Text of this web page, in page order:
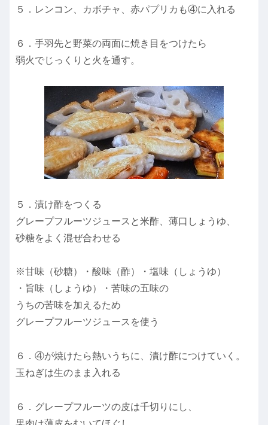
５．レンコン、カボチャ、赤パプリカも④に入れる
６．手羽先と野菜の両面に焼き目をつけたら
弱火でじっくりと火を通す。
５．漬け酢をつくる
グレープフルーツジュースと米酢、薄口しょうゆ、
砂糖をよく混ぜ合わせる
※甘味（砂糖）・酸味（酢）・塩味（しょうゆ）
・旨味（しょうゆ）・苦味の五味の
うちの苦味を加えるため
グレープフルーツジュースを使う
６．④が焼けたら熱いうちに、漬け酢につけていく。
玉ねぎは生のまま入れる
６．グレープフルーツの皮は千切りにし、